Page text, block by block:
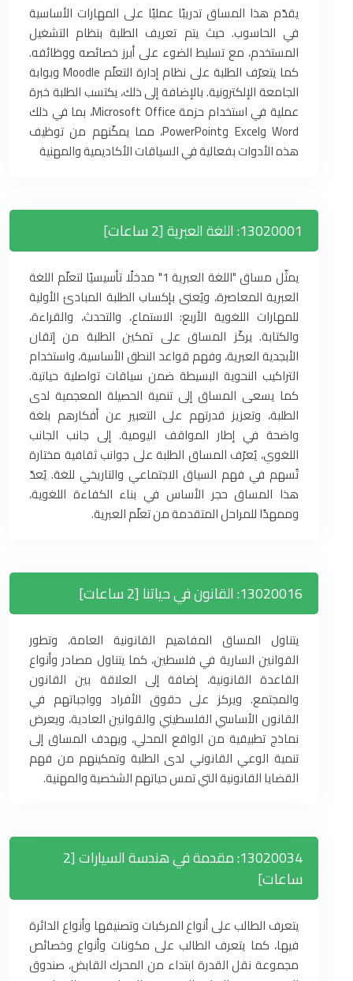
يقدّم هذا المساق تدريبًا عمليًا على المهارات الأساسية
في الحاسوب. حيث يتم تعريف الطلبة بنظام التشغيل
المستخدم، مع تسليط الضوء على أبرز خصائصه ووظائفه.
كما يتعرّف الطلبة على نظام إدارة التعلّم Moodle وبوابة
الجامعة الإلكترونية. بالإضافة إلى ذلك، يكتسب الطلبة خبرة
عملية في استخدام حزمة Microsoft Office، بما في ذلك
Word وExcel وPowerPoint، مما يمكّنهم من توظيف
هذه الأدوات بفعالية في السياقات الأكاديمية والمهنية
13020001: اللغة العبرية [2 ساعات]
يمثّل مساق "اللغة العبرية 1" مدخلًا تأسيسيًا لتعلّم اللغة
العبرية المعاصرة، ويُعنى بإكساب الطلبة المبادئ الأولية
للمهارات اللغوية الأربع: الاستماع، والتحدث، والقراءة،
والكتابة. يركّز المساق على تمكين الطلبة من إتقان
الأبجدية العبرية، وفهم قواعد النطق الأساسية، واستخدام
التراكيب النحوية البسيطة ضمن سياقات تواصلية حياتية.
كما يسعى المساق إلى تنمية الحصيلة المعجمية لدى
الطلبة، وتعزيز قدرتهم على التعبير عن أفكارهم بلغة
واضحة في إطار المواقف اليومية. إلى جانب الجانب
اللغوي، يُعرّف المساق الطلبة على جوانب ثقافية مختارة
تُسهم في فهم السياق الاجتماعي والتاريخي للغة. يُعدّ
هذا المساق حجر الأساس في بناء الكفاءة اللغوية،
وممهدًا للمراحل المتقدمة من تعلّم العبرية.
13020016: القانون في حياتنا [2 ساعات]
يتناول المساق المفاهيم القانونية العامة، وتطور
القوانين السارية في فلسطين، كما يتناول مصادر وأنواع
القاعدة القانونية، إضافة إلى العلاقة بين القانون
والمجتمع. ويركز على حقوق الأفراد وواجباتهم في
القانون الأساسي الفلسطيني والقوانين العادية، ويعرض
نماذج تطبيقية من الواقع المحلي، ويهدف المساق إلى
تنمية الوعي القانوني لدى الطلبة وتمكينهم من فهم
القضايا القانونية التي تمس حياتهم الشخصية والمهنية.
13020034: مقدمة في هندسة السيارات [2
ساعات]
يتعرف الطالب على أنواع المركبات وتصنيفها وأنواع الدائرة
فيها، كما يتعرف الطالب على مكونات وأنواع وخصائص
مجموعة نقل القدرة ابتداء من المحرك القابض، صندوق